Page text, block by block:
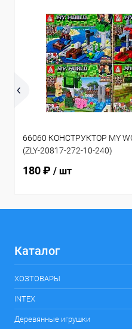
66060 КОНСТРУКТОР MY
(ZLY-20817-272-10-240)
180 ₽ / шт
Каталог
ХОЗТОВАРЫ
INTEX
Деревянные игрушки